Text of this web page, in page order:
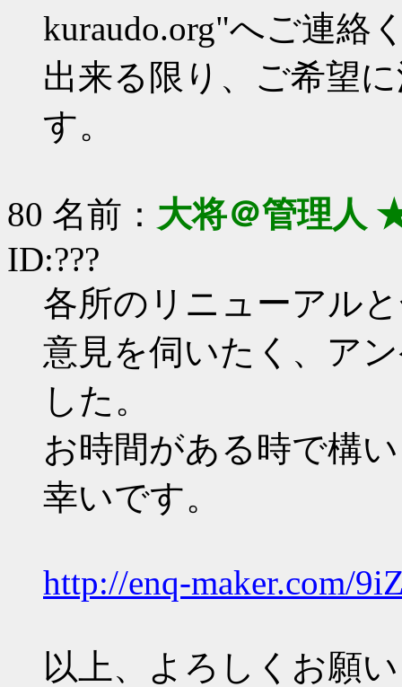
kuraudo.org"へご連絡
出来る限り、ご希望
す。
80 名前： 大将＠管理人
ID:???
各所のリニューアル
意見を伺いたく、ア
した。
お時間がある時で構
幸いです。
http://enq-maker.com/
以上、よろしくお願